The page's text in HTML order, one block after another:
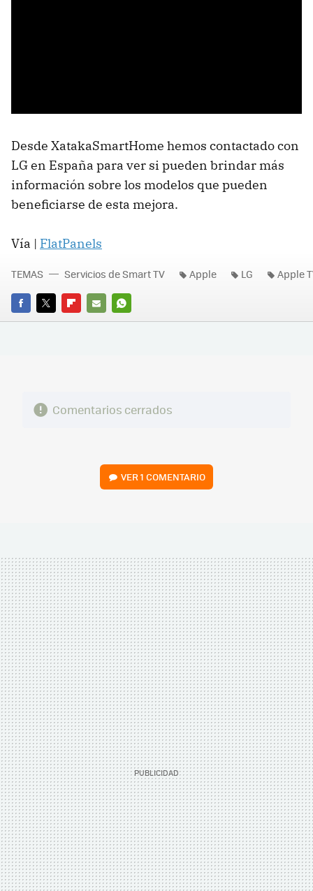
Desde XatakaSmartHome hemos contactado con
LG en España para ver si pueden brindar más
información sobre los modelos que pueden
beneficiarse de esta mejora.
Vía | FlatPanels
FACEBOOK
TWITTERFLIPBOARD
E-
WHATSAPP
TEMAS Servicios de Smart TV Apple LG Apple
Comentarios cerrados
VER1 COMENTARIO